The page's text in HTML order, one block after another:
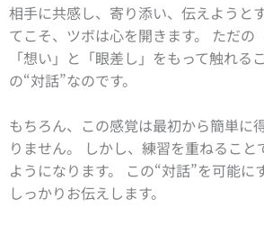
相手に共感し、寄り添い、伝えようと
てこそ、ツボは心を開きます。 ただの
「想い」と「眼差し」をもって触れる
の“対話”なのです。
もちろん、この感覚は最初から簡単に
りません。 しかし、練習を重ねること
ようになります。 この“対話”を可能に
しっかりお伝えします。